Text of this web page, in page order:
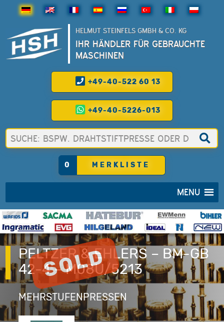
HELMUT STEINFELS GMBH & CO. KG
IHR HÄNDLER FÜR GEBRAUCHTE
MASCHINEN
+49-40-522 60 13
+49-40-5226-013
0 MERKLISTE
MENU
PELTZER & EHLERS – BM-GB
42-4 – M08U/5213
MEHRSTUFENPRESSEN